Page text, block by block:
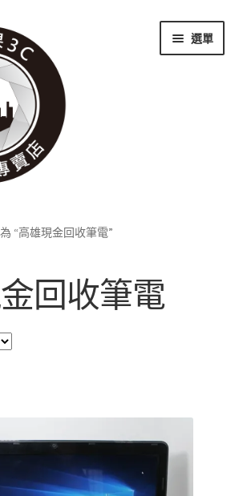
選單
“高雄現金回收筆電”
回收筆電